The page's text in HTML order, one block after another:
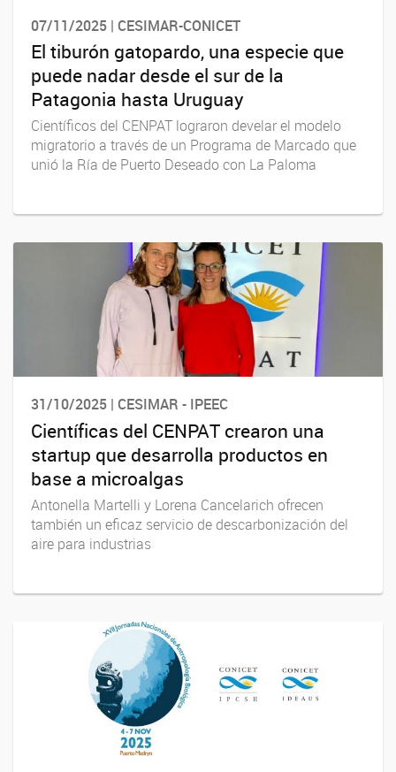
07/11/2025 | CESIMAR-CONICET
El tiburón gatopardo, una especie que
puede nadar desde el sur de la
Patagonia hasta Uruguay
Científicos del CENPAT lograron develar el modelo
migratorio a través de un Programa de Marcado que
unió la Ría de Puerto Deseado con La Paloma
31/10/2025 | CESIMAR - IPEEC
Científicas del CENPAT crearon una
startup que desarrolla productos en
base a microalgas
Antonella Martelli y Lorena Cancelarich ofrecen
también un eficaz servicio de descarbonización del
aire para industrias